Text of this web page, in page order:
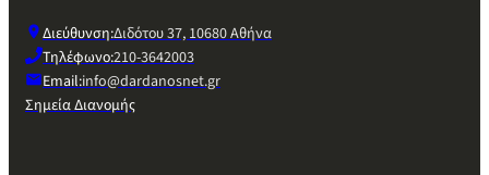
Διεύθυνση:Διδότου 37, 10680 Αθήνα
Τηλέφωνο:210-3642003
Email:info@dardanosnet.gr
Σημεία Διανομής